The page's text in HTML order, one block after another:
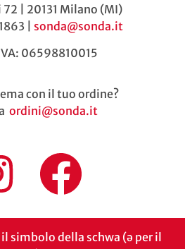
| 20131 Milano (MI)
| sonda@sonda.it
06598810015
con il tuo ordine?
ordini@sonda.it
simbolo della schwa (ə per il